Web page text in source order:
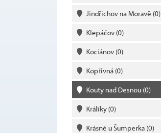
Jindřichov na Moravě (0)
Klepáčov (0)
Kociánov (0)
Kopřivná (0)
Kouty nad Desnou (0)
Králíky (0)
Krásné u Šumperka (0)